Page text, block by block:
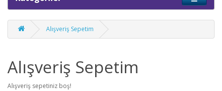
Alışveriş Sepetim
Alışveriş Sepetim
Alışveriş sepetiniz boş!